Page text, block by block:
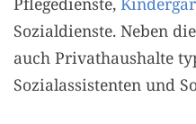
Sozialdienste. Neben
auch Privathaushalte
Sozialassistenten und